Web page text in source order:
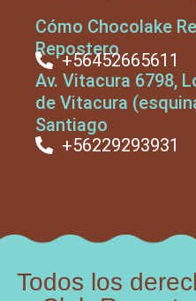
Cómo Chocolake
Repostero
+56452665611
Av. Vitacura 6798,
de Vitacura
Santiago
+56229293931
Todos los